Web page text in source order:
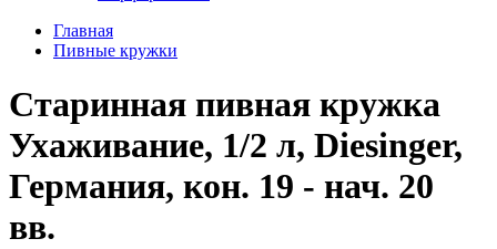
Главная
Пивные кружки
Старинная пивная кружка
Ухаживание, 1/2 л, Diesinger,
Германия, кон. 19 - нач. 20
вв.